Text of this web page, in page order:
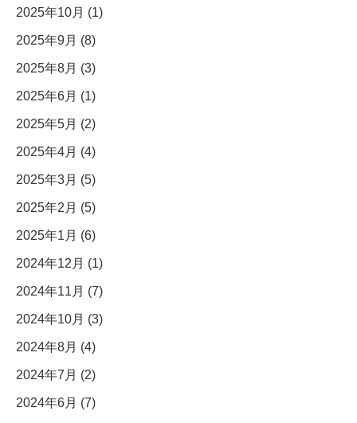
2025年10月 (1)
2025年9月 (8)
2025年8月 (3)
2025年6月 (1)
2025年5月 (2)
2025年4月 (4)
2025年3月 (5)
2025年2月 (5)
2025年1月 (6)
2024年12月 (1)
2024年11月 (7)
2024年10月 (3)
2024年8月 (4)
2024年7月 (2)
2024年6月 (7)